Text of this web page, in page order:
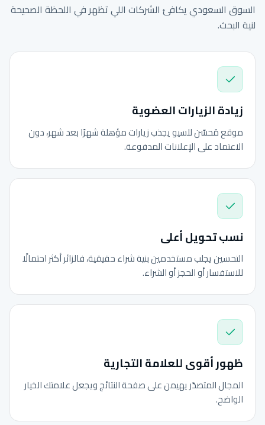
السوق السعودي يكافئ الشركات اللي تظهر في اللحظة الصحيحة
لنية البحث.
زيادة الزيارات العضوية
موقع مُحسّن للسيو يجذب زيارات مؤهلة شهرًا بعد شهر، دون
الاعتماد على الإعلانات المدفوعة.
نسب تحويل أعلى
التحسين يجلب مستخدمين بنية شراء حقيقية، فالزائر أكثر احتمالًا
للاستفسار أو الحجز أو الشراء.
ظهور أقوى للعلامة التجارية
المجال المتصدّر يهيمن على صفحة النتائج ويجعل علامتك الخيار
الواضح.